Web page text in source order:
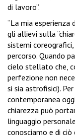
di lavoro”.
“La mia
gli allievi sulla
sistemi
percorso. Quando
cielo stellato che,
perfezione non
si sia astrofisici).
contemporanea
chiarezza può
linguaggio
conosciamo e di